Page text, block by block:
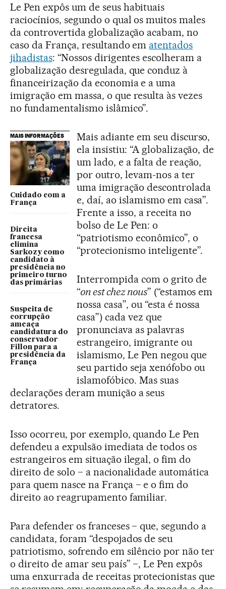
Le Pen expôs um de seus habituais
raciocínios, segundo o qual os muitos males
da controvertida globalização acabam, no
caso da França, resultando em atentados
jihadistas: “Nossos dirigentes escolheram a
globalização desregulada, que conduz à
financeirização da economia e a uma
imigração em massa, o que resulta às vezes
no fundamentalismo islâmico”.
MAIS INFORMAÇÕES
Cuidado com a
França
Direita
francesa
elimina
Sarkozy como
candidato à
presidência no
primeiro turno
das primárias
Suspeita de
corrupção
ameaça
candidatura do
conservador
Fillon para a
presidência da
França
Mais adiante em seu discurso,
ela insistiu: “A globalização, de
um lado, e a falta de reação,
por outro, levam-nos a ter
uma imigração descontrolada
e, daí, ao islamismo em casa”.
Frente a isso, a receita no
bolso de Le Pen: o
“patriotismo econômico”, o
“protecionismo inteligente”.
Interrompida com o grito de
“on est chez nous” (“estamos em
nossa casa”, ou “esta é nossa
casa”) cada vez que
pronunciava as palavras
estrangeiro, imigrante ou
islamismo, Le Pen negou que
seu partido seja xenófobo ou
islamofóbico. Mas suas
declarações deram munição a seus
detratores.
Isso ocorreu, por exemplo, quando Le Pen
defendeu a expulsão imediata de todos os
estrangeiros em situação ilegal, o fim do
direito de solo − a nacionalidade automática
para quem nasce na França − e o fim do
direito ao reagrupamento familiar.
Para defender os franceses − que, segundo a
candidata, foram “despojados de seu
patriotismo, sofrendo em silêncio por não ter
o direito de amar seu país” −, Le Pen expôs
uma enxurrada de receitas protecionistas que